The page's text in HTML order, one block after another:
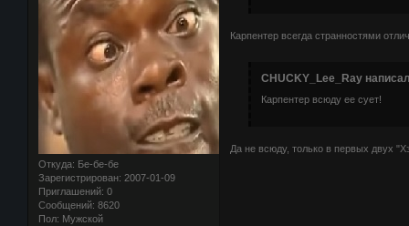
Откуда: Бе-бе-бе
Зарегистрирован: 2007-01-09
Приглашений: 0
Сообщений: 8620
Пол: Мужской
Карпентер всегда странностями
CHUCKY_Lee_Ray
Карпентер всюду ее сует!
Да не всюду, только в первых двух